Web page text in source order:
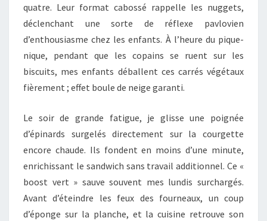
quatre. Leur format cabossé rappelle les nuggets,
déclenchant une sorte de réflexe pavlovien
d’enthousiasme chez les enfants. À l’heure du pique-
nique, pendant que les copains se ruent sur les
biscuits, mes enfants déballent ces carrés végétaux
fièrement ; effet boule de neige garanti.
Le soir de grande fatigue, je glisse une poignée
d’épinards surgelés directement sur la courgette
encore chaude. Ils fondent en moins d’une minute,
enrichissant le sandwich sans travail additionnel. Ce «
boost vert » sauve souvent mes lundis surchargés.
Avant d’éteindre les feux des fourneaux, un coup
d’éponge sur la planche, et la cuisine retrouve son